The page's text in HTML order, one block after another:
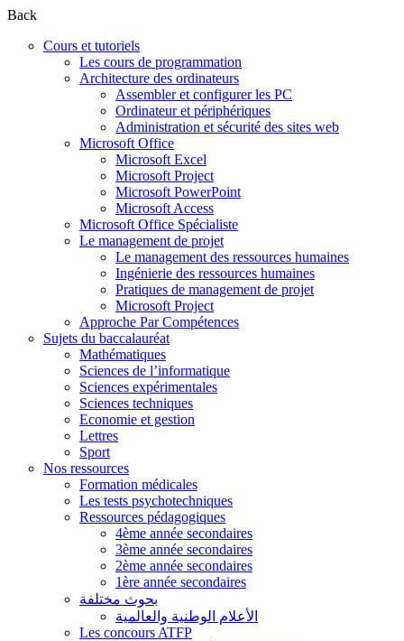
Back
Cours et tutoriels
Les cours de programmation
Architecture des ordinateurs
Assembler et configurer les PC
Ordinateur et périphériques
Administration et sécurité des sites web
Microsoft Office
Microsoft Excel
Microsoft Project
Microsoft PowerPoint
Microsoft Access
Microsoft Office Spécialiste
Le management de projet
Le management des ressources humaines
Ingénierie des ressources humaines
Pratiques de management de projet
Microsoft Project
Approche Par Compétences
Sujets du baccalauréat
Mathématiques
Sciences de l’informatique
Sciences expérimentales
Sciences techniques
Economie et gestion
Lettres
Sport
Nos ressources
Formation médicales
Les tests psychotechniques
Ressources pédagogiques
4ème année secondaires
3ème année secondaires
2ème année secondaires
1ère année secondaires
بحوث مختلفة
الأعلام الوطنية والعالمية
Les concours ATFP